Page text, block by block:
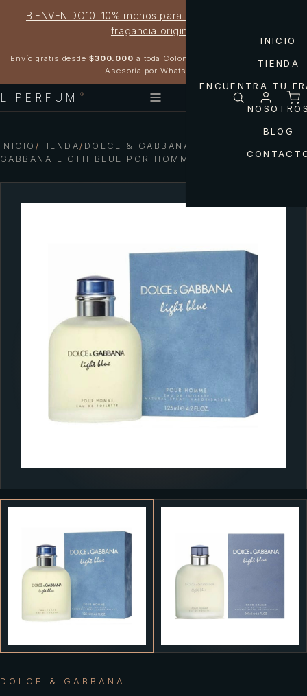
BIENVENIDO10: 10% menos para estrenar tu próxima
fragancia original
Envío gratis desde $300.000 a toda Colombia
Asesoría por WhatsApp
L'PERFUM ®
INICIO
TIENDA
ENCUENTRA TU
BLOG
INICIO /TIENDA/ DOLCE & GABBANA — DOLCE &
GABBANA LIGTH BLUE POR HOMME
DOLCE & GABBANA